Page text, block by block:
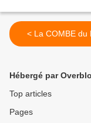
< La COMBE du
Hébergé par
Top articles
Pages